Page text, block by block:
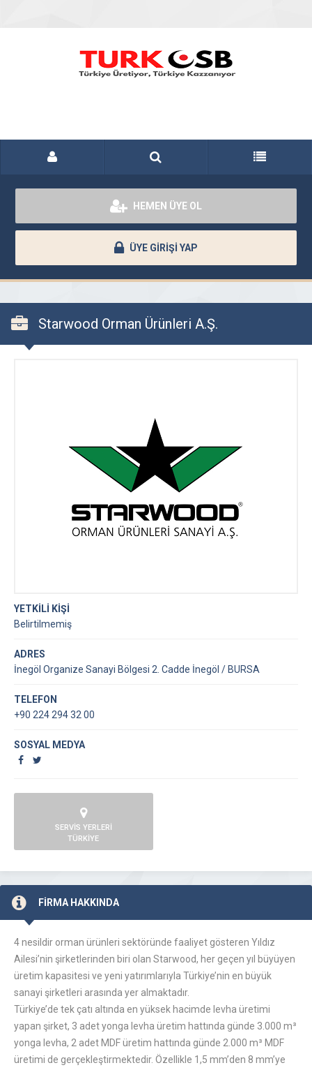
HEMEN ÜYE OL
ÜYE GİRİŞİ YAP
Starwood Orman Ürünleri A.Ş.
YETKİLİ KİŞİ
Belirtilmemiş
ADRES
İnegöl Organize Sanayi Bölgesi 2. Cadde İnegöl / BURSA
TELEFON
+90 224 294 32 00
SOSYAL MEDYA
SERVİS YERLERİ
TÜRKİYE
FİRMA HAKKINDA
4 nesildir orman ürünleri sektöründe faaliyet gösteren Yıldız
Ailesi’nin şirketlerinden biri olan Starwood, her geçen yıl büyüyen
üretim kapasitesi ve yeni yatırımlarıyla Türkiye’nin en büyük
sanayi şirketleri arasında yer almaktadır.
Türkiye’de tek çatı altında en yüksek hacimde levha üretimi
yapan şirket, 3 adet yonga levha üretim hattında günde 3.000 m³
yonga levha, 2 adet MDF üretim hattında günde 2.000 m³ MDF
üretimi de gerçekleştirmektedir. Özellikle 1,5 mm’den 8 mm’ye